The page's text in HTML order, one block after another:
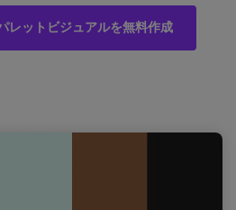
レットビジュアルを無料作成